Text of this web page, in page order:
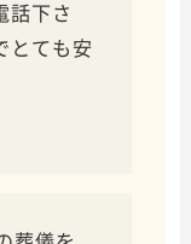
話下さ
とても安